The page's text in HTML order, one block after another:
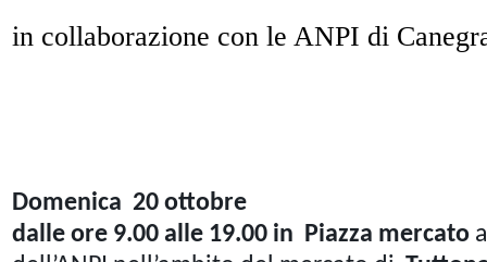
in collaborazione con le ANPI di
Domenica 20 ottobre
dalle ore 9.00 alle 19.00 in Piazza mercato